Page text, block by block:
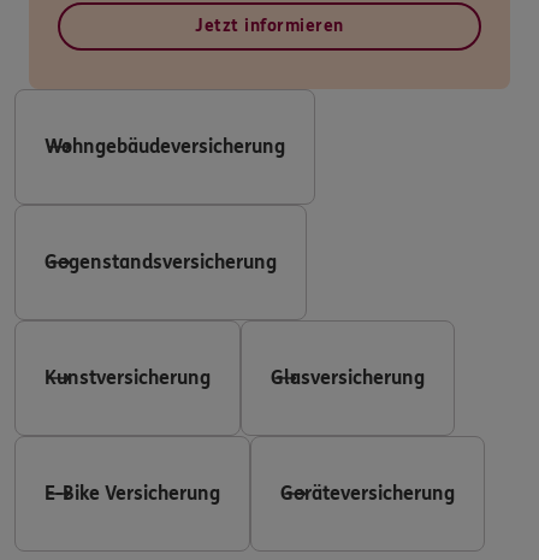
Jetzt informieren
Wohngebäudeversicherung
Gegenstandsversicherung
Kunstversicherung Glasversicherung
E-Bike Versicherung Geräteversicherung